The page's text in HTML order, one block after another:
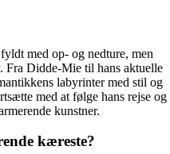
med op- og nedture, men
Fra Didde-Mie til hans aktuelle
labyrinter med stil og
med at følge hans rejse og
kunstner.
kæreste?